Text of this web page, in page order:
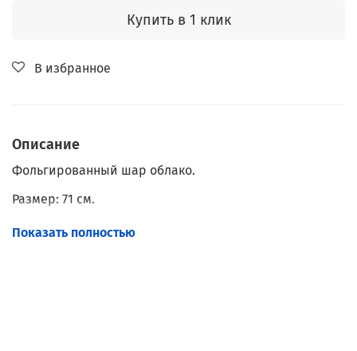
Купить в 1 клик
В избранное
Описание
Фольгированный шар облако.
Размер: 71 см.
Наполнение: Гелий.
Показать полностью